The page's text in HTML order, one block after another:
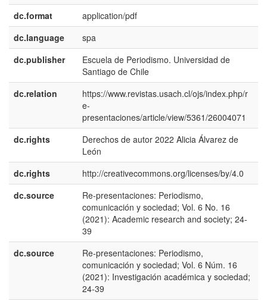
dc.format
application/pdf
dc.language
spa
dc.publisher
Escuela de Periodismo. Universidad de
Santiago de Chile
dc.relation
https://www.revistas.usach.cl/ojs/index.php/r
e-
presentaciones/article/view/5361/26004071
dc.rights
Derechos de autor 2022 Alicia Álvarez de
León
dc.rights http://creativecommons.org/licenses/by/4.0
dc.source
Re-presentaciones: Periodismo,
comunicación y sociedad; Vol. 6 No. 16
(2021): Academic research and society; 24-
39
dc.source
Re-presentaciones: Periodismo,
comunicación y sociedad; Vol. 6 Núm. 16
(2021): Investigación académica y sociedad;
24-39